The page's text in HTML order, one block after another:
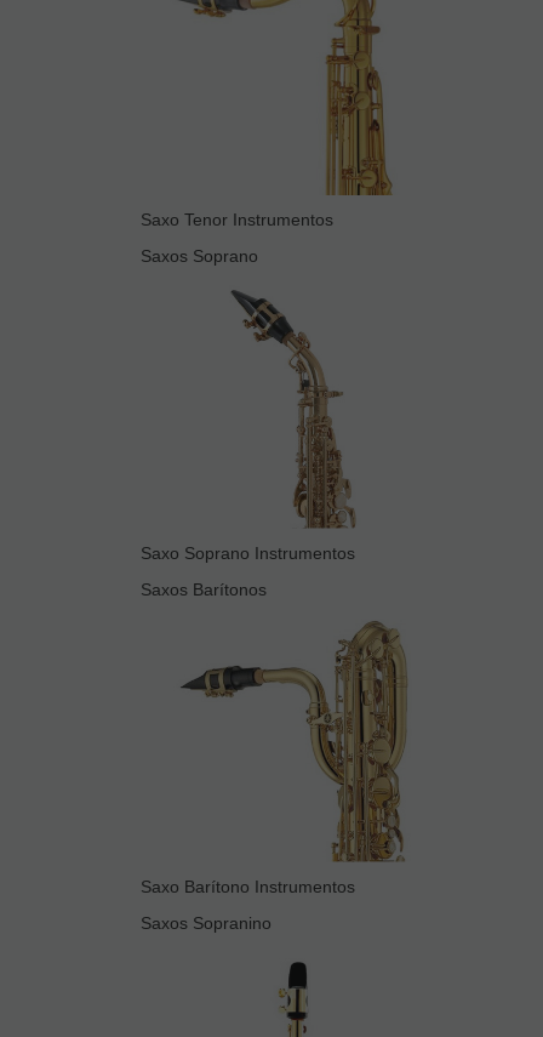
Saxo Tenor Instrumentos
Saxos Soprano
Saxo Soprano Instrumentos
Saxos Barítonos
Saxo Barítono Instrumentos
Saxos Sopranino